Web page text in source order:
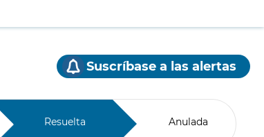
Suscríbase a las alertas
Resuelta Anulada